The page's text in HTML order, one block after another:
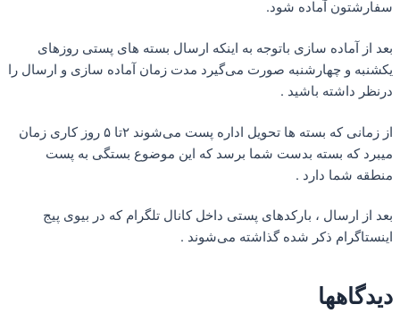
آماده شود.
سازی باتوجه به اینکه ارسال بسته های پستی روزهای
صورت می‌گیرد مدت زمان آماده سازی و ارسال را
باشید .
از زمانی که بسته ها تحویل اداره پست می‌شوند ۲تا ۵ روز کاری زمان
بدست شما برسد که این موضوع بستگی به پست
دارد .
، بارکدهای پستی داخل کانال تلگرام که در بیوی پیج
ذکر شده گذاشته می‌شوند .